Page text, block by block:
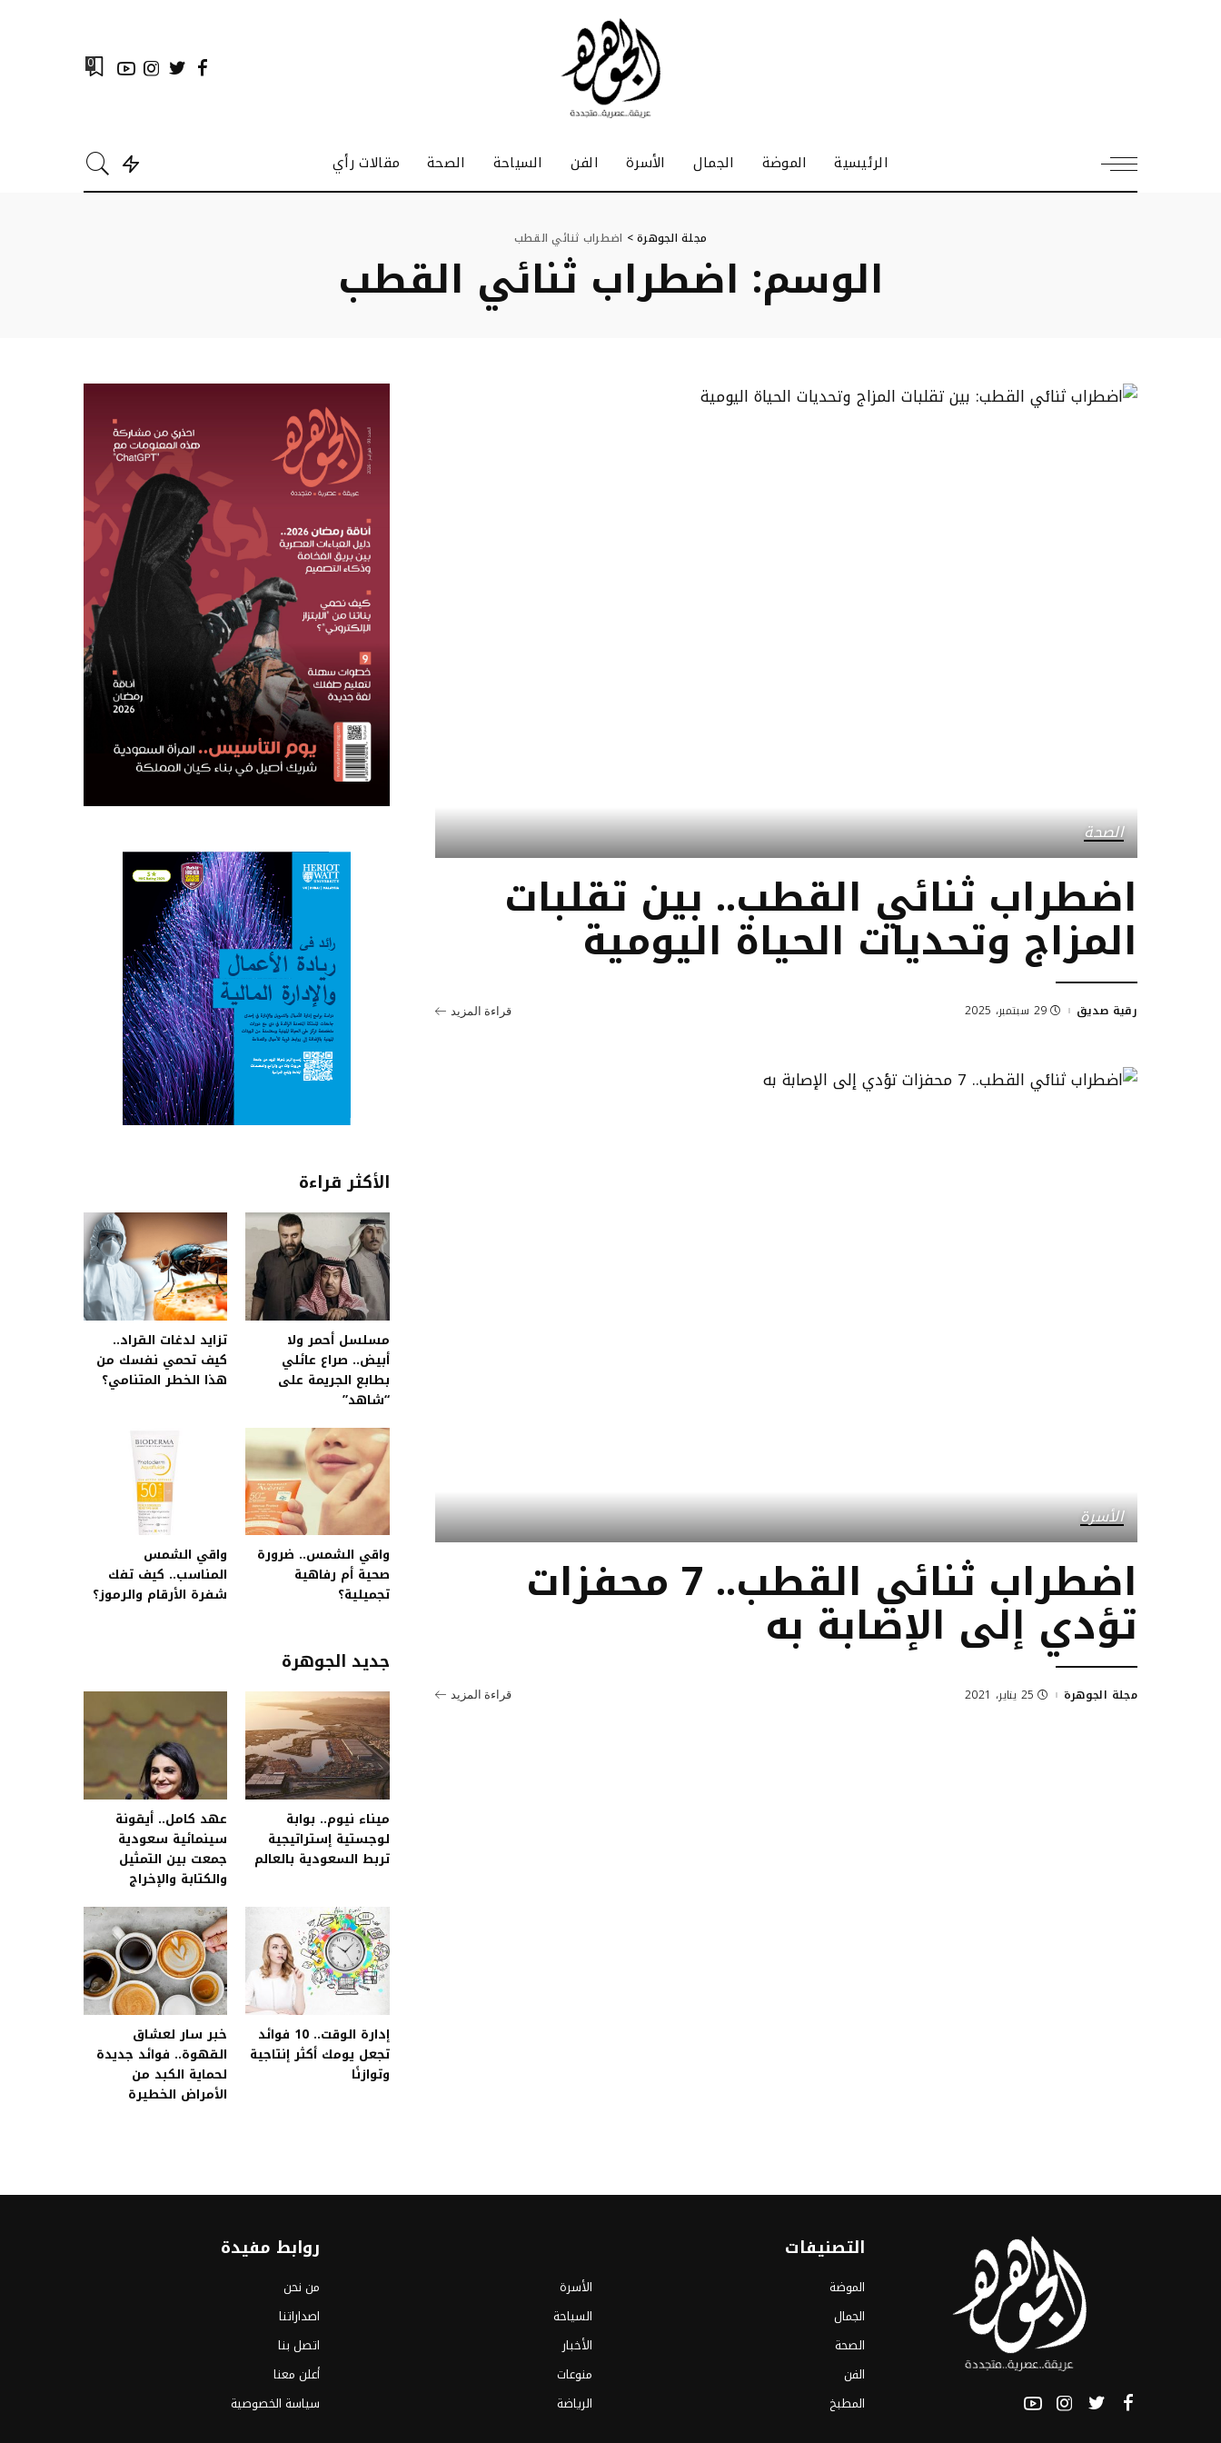
0
الرئيسية الموضة الجمال الأسرة الفن السياحة الصحة مقالات رأي
مجلة الجوهرة> اضطراب ثنائي القطب
الوسم: اضطراب ثنائي القطب
الصحة
اضطراب ثنائي القطب.. بين تقلبات
المزاج وتحديات الحياة اليومية
Posted
رقية صديق 29 سبتمبر، 2025 قراءة المزيد
الأسرة
اضطراب ثنائي القطب.. 7 محفزات
تؤدي إلى الإصابة به
Posted
مجلة الجوهرة 25 يناير، 2021 قراءة المزيد
الأكثر قراءة
مسلسل أحمر ولا
أبيض.. صراع عائلي
بطابع الجريمة على
“شاهد”
تزايد لدغات القراد..
كيف تحمي نفسك من
هذا الخطر المتنامي؟
واقي الشمس.. ضرورة
صحية أم رفاهية
تجميلية؟
واقي الشمس
المناسب.. كيف تفك
شفرة الأرقام والرموز؟
جديد الجوهرة
ميناء نيوم.. بوابة
لوجستية إستراتيجية
تربط السعودية بالعالم
عهد كامل.. أيقونة
سينمائية سعودية
جمعت بين التمثيل
والكتابة والإخراج
إدارة الوقت.. 10 فوائد
تجعل يومك أكثر إنتاجية
وتوازنًا
خبر سار لعشاق
القهوة.. فوائد جديدة
لحماية الكبد من
الأمراض الخطيرة
التصنيفات
الموضة
الجمال
الصحة
الفن
المطبخ
الأسرة
السياحة
الأخبار
منوعات
الرياضة
روابط مفيدة
من نحن
اصداراتنا
اتصل بنا
أعلن معنا
سياسة الخصوصية